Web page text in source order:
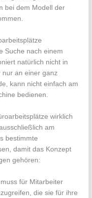
bei dem Modell der
Suche nach einem
natürlich nicht in
nur an einer ganz
kann nicht einfach am
bedienen.
wirklich
am
bestimmte
damit das Konzept
gehören:
für Mitarbeiter
die sie für ihre